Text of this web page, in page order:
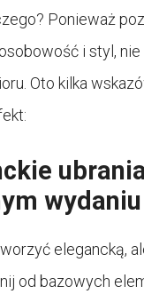
Ponieważ
i styl,
Oto kilka
wydaniu
elegancką,
od bazowych